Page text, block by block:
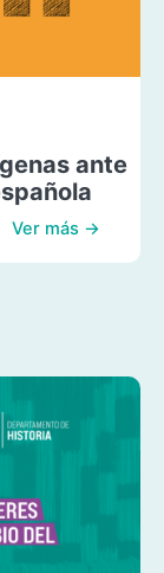
ante
Ver más →